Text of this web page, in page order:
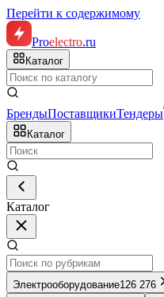
Перейти к содержимому
Proelectro.ru
Каталог
БрендыПоставщикиТендеры
Каталог
Каталог
Электрооборудование126 276